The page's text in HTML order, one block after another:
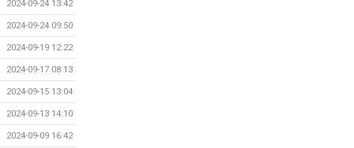
2024-09-24 13:42
2024-09-24 09:50
2024-09-19 12:22
2024-09-17 08:13
2024-09-15 13:04
2024-09-13 14:10
2024-09-09 16:42